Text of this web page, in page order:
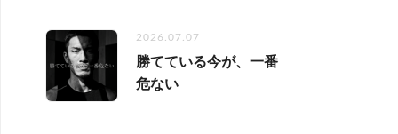
2026.07.07
勝てている今が、一番
危ない